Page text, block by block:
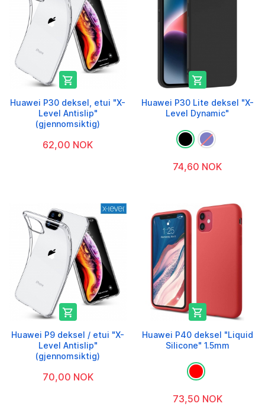

Huawei P30 deksel, etui "X-
Level Antislip"
(gjennomsiktig)
62,00 NOK

Huawei P30 Lite deksel "X-
Level Dynamic"
74,60 NOK

Huawei P9 deksel / etui "X-
Level Antislip"
(gjennomsiktig)
70,00 NOK

Huawei P40 deksel "Liquid
Silicone" 1.5mm
73,50 NOK